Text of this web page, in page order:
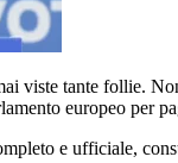
viste tante follie.
europeo per
e ufficiale,